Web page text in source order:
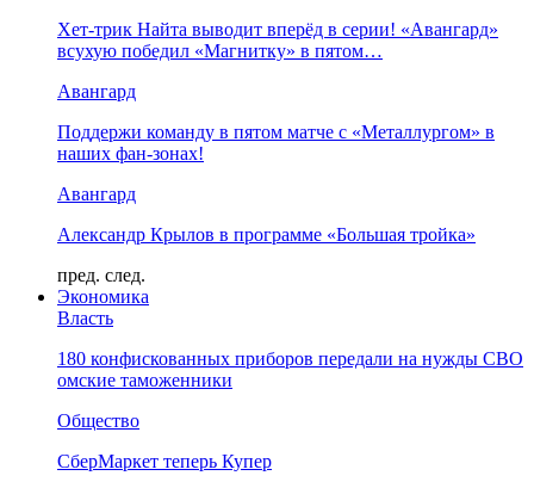
Хет-трик Найта выводит вперёд в серии! «Авангард»
всухую победил «Магнитку» в пятом…
Авангард
Поддержи команду в пятом матче с «Металлургом» в
наших фан-зонах!
Авангард
Александр Крылов в программе «Большая тройка»
пред. след.
Экономика
Власть
180 конфискованных приборов передали на нужды СВО
омские таможенники
Общество
СберМаркет теперь Купер